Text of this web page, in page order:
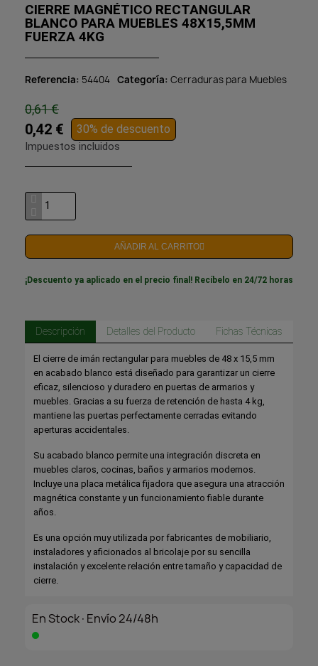
CIERRE MAGNÉTICO RECTANGULAR
BLANCO PARA MUEBLES 48X15,5MM
FUERZA 4KG
Referencia 54404 Categoría Cerraduras para Muebles
0,61 €
0,42 € 30% de descuento
Impuestos incluidos
AÑADIR AL CARRITO
¡Descuento ya aplicado en el precio final! Recíbelo en 24/72 horas
Descripción Detalles del Producto Fichas Técnicas
El cierre de imán rectangular para muebles de 48 x 15,5 mm
en acabado blanco está diseñado para garantizar un cierre
eficaz, silencioso y duradero en puertas de armarios y
muebles. Gracias a su fuerza de retención de hasta 4 kg,
mantiene las puertas perfectamente cerradas evitando
aperturas accidentales.
Su acabado blanco permite una integración discreta en
muebles claros, cocinas, baños y armarios modernos.
Incluye una placa metálica fijadora que asegura una atracción
magnética constante y un funcionamiento fiable durante
años.
Es una opción muy utilizada por fabricantes de mobiliario,
instaladores y aficionados al bricolaje por su sencilla
instalación y excelente relación entre tamaño y capacidad de
cierre.
En Stock·Envío 24/48h